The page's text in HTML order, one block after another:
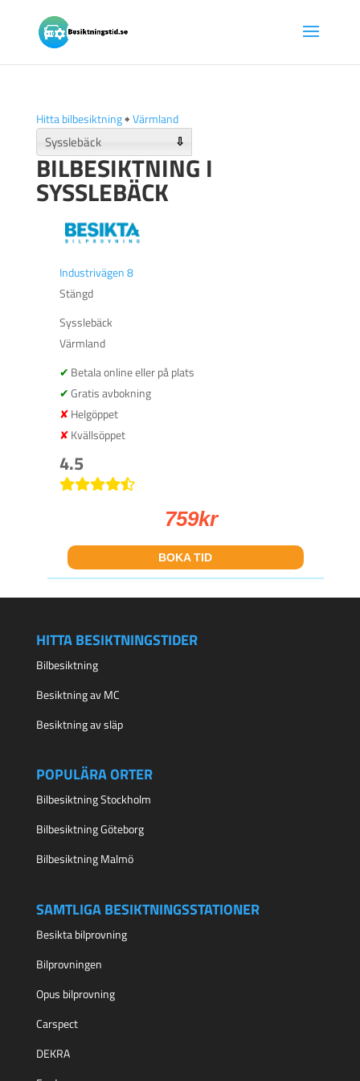
Hitta bilbesiktning🠺Värmland
⇩
BILBESIKTNING I
SYSSLEBÄCK
Industrivägen 8
Stängd
Sysslebäck
Värmland
Betala online eller på plats
Gratis avbokning
Helgöppet
Kvällsöppet
4.5
759kr
BOKA TID
HITTA BESIKTNINGSTIDER
Bilbesiktning
Besiktning av MC
Besiktning av släp
POPULÄRA ORTER
Bilbesiktning Stockholm
Bilbesiktning Göteborg
Bilbesiktning Malmö
SAMTLIGA BESIKTNINGSSTATIONER
Besikta bilprovning
Bilprovningen
Opus bilprovning
Carspect
DEKRA